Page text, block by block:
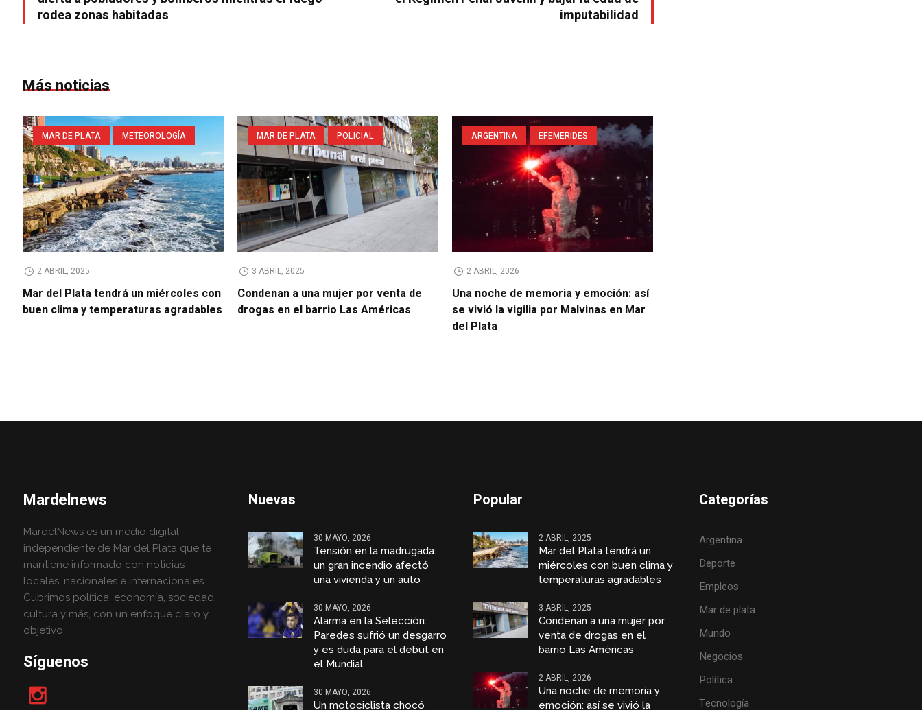
rodea zonas habitadas
imputabilidad
Más noticias
MAR DE PLATA METEOROLOGÍA
2 ABRIL, 2025
Mar del Plata tendrá un miércoles con
buen clima y temperaturas agradables
MAR DE PLATA POLICIAL
3 ABRIL, 2025
Condenan a una mujer por venta de
drogas en el barrio Las Américas
ARGENTINA EFEMERIDES
2 ABRIL, 2026
Una noche de memoria y emoción: así
se vivió la vigilia por Malvinas en Mar
del Plata
Mardelnews
MardelNews es un medio digital
independiente de Mar del Plata que te
mantiene informado con noticias
locales, nacionales e internacionales.
Cubrimos política, economía, sociedad,
cultura y más, con un enfoque claro y
objetivo.
Síguenos
Nuevas
30 MAYO, 2026
Tensión en la madrugada:
un gran incendio afectó
una vivienda y un auto
30 MAYO, 2026
Alarma en la Selección:
Paredes sufrió un desgarro
y es duda para el debut en
el Mundial
30 MAYO, 2026
Un motociclista chocó
Popular
2 ABRIL, 2025
Mar del Plata tendrá un
miércoles con buen clima y
temperaturas agradables
3 ABRIL, 2025
Condenan a una mujer por
venta de drogas en el
barrio Las Américas
2 ABRIL, 2026
Una noche de memoria y
emoción: así se vivió la
Categorías
Argentina
Deporte
Empleos
Mar de plata
Mundo
Negocios
Política
Tecnología